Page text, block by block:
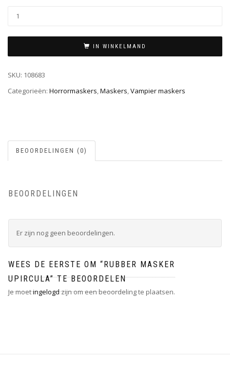
IN WINKELMAND
SKU: 108683
Categorieën: Horrormaskers,Maskers,Vampier maskers
BEOORDELINGEN (0)
BEOORDELINGEN
Er zijn nog geen beoordelingen.
WEES DE EERSTE OM “RUBBER MASKER
UPIRCULA” TE BEOORDELEN
Je moetingelogdzijn om een beoordeling te plaatsen.